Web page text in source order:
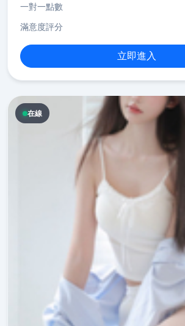
一對一點數
滿意度評分
立即進入
在線